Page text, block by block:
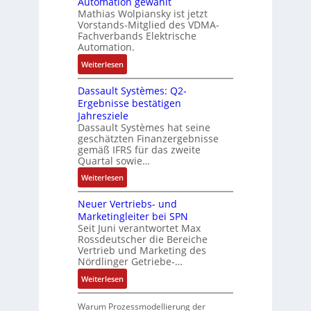
-
u
n
d
A
n
l
a
g
e
n
b
u
P
o
s
i
t
i
v
e
r
i
a
b
l
e
S
t
e
u
e
r
u
n
a
s
e
r
r
i
a
n
g
u
l
a
t
i
o
n
T
-
R
ü
c
k
g
r
a
t
d
e
r
F
a
b
r
i
k
Mathias Wolpiansky ist jetzt
Vorstands-Mitglied des VDMA-
Fachverbands Elektrische
Automation.
Weiterlesen:
R
o
s
e
S
y
s
t
e
m
t
e
c
h
n
k
Dassault Systèmes: Q2-
Ergebnisse bestätigen
Jahresziele
Dassault Systèmes hat seine
geschätzten Finanzergebnisse
gemäß IFRS für das zweite
Quartal sowie…
Weiterlesen:
D
a
s
s
a
u
l
t
S
y
Neuer Vertriebs- und
Marketingleiter bei SPN
Seit Juni verantwortet Max
Rossdeutscher die Bereiche
Vertrieb und Marketing des
Nördlinger Getriebe-…
Weiterlesen:
N
e
Warum Prozessmodellierung der